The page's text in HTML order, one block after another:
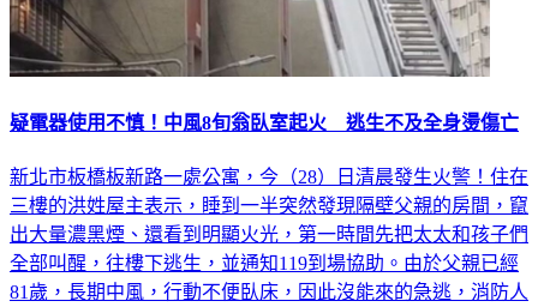
疑電器使用不慎！中風8旬翁臥室起火 逃生不及全身燙傷亡
新北市板橋板新路一處公寓，今（28）日清晨發生火警！住在
三樓的洪姓屋主表示，睡到一半突然發現隔壁父親的房間，竄
出大量濃黑煙、還看到明顯火光，第一時間先把太太和孩子們
全部叫醒，往樓下逃生，並通知119到場協助。由於父親已經
81歲，長期中風，行動不便臥床，因此沒能來的急逃，消防人